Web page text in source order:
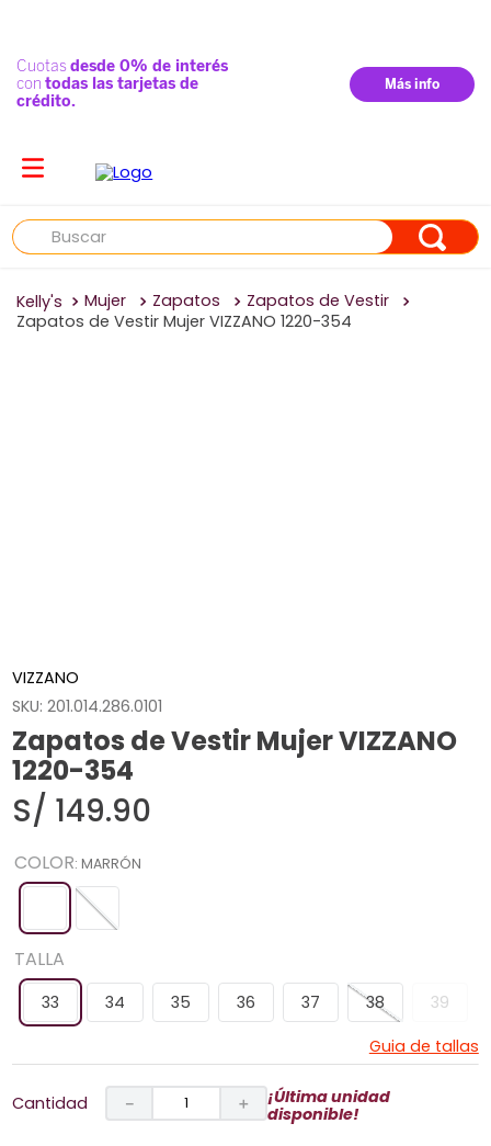
Buscar
Mujer Zapatos
Zapatos de Vestir
Zapatos de Vestir Mujer VIZZANO 1220-354
VIZZANO
SKU:201.014.286.0101
Zapatos de Vestir Mujer VIZZANO
1220-354
S/ 149.90
COLOR: MARRÓN
TALLA
33 34 35 36 37 38
39
Guia de tallas
Cantidad ＋
－
¡Última unidad
disponible!